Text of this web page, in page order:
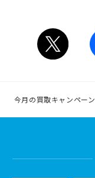
今月の買取キャンペーン